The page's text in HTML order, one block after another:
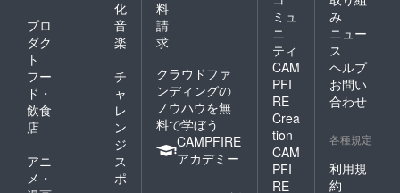
化
プロ
ダク
ト
音
楽
フー
ド・
飲食
店
チ
ャ
レ
ン
ジ
アニ
メ・
ス
ポ
料
請
求
クラウドファ
ンディングの
ノウハウを無
料で学ぼう
CAMPFIRE
アカデミー
ミュ
ニ
ティ
CAM
PFI
RE
Crea
tion
CAM
PFI
RE
み
ニュー
ス
ヘルプ
お問い
合わせ
各種規定
利用規
約